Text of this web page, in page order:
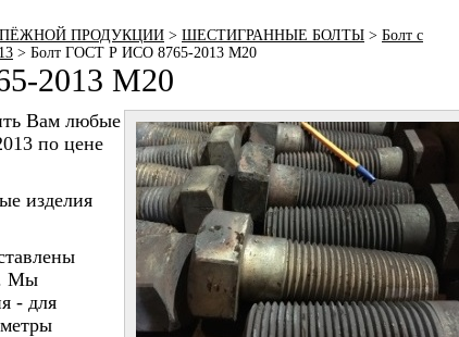
ПРОДУКЦИИ > ШЕСТИГРАННЫЕ БОЛТЫ > Болт с
> Болт ГОСТ Р ИСО 8765-2013 M20
2013 M20
Вам любые
по цене
изделия
Мы
- для